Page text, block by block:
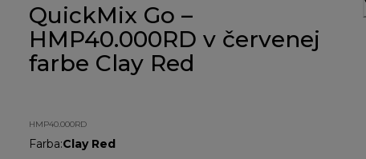
QuickMix Go –
HMP40.000RD v červenej
farbe Clay Red
HMP40.000RD
Farba:Clay Red